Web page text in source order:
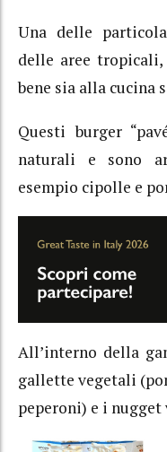
Una delle
delle aree
bene sia alla cucina
Questi burger
naturali e sono
esempio cipolle e
All’interno della
gallette vegetali
peperoni) e i nugget